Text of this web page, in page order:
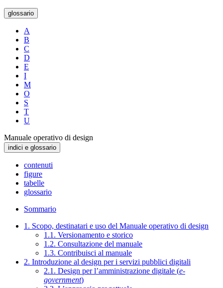
glossario
A
B
C
D
E
I
M
O
S
T
U
Manuale operativo di design
indici e glossario
contenuti
figure
tabelle
glossario
Sommario
1. Scopo, destinatari e uso del Manuale operativo di design
1.1. Versionamento e storico
1.2. Consultazione del manuale
1.3. Contribuisci al manuale
2. Introduzione al design per i servizi pubblici digitali
2.1. Design per l’amministrazione digitale (e-
government)